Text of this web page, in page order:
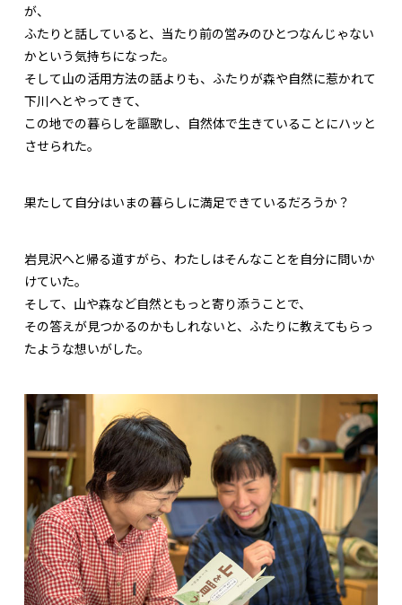
が、
ふたりと話していると、当たり前の営みのひとつなんじゃない
かという気持ちになった。
そして山の活用方法の話よりも、ふたりが森や自然に惹かれて
下川へとやってきて、
この地での暮らしを謳歌し、自然体で生きていることにハッと
させられた。
果たして自分はいまの暮らしに満足できているだろうか？
岩見沢へと帰る道すがら、わたしはそんなことを自分に問いか
けていた。
そして、山や森など自然ともっと寄り添うことで、
その答えが見つかるのかもしれないと、ふたりに教えてもらっ
たような想いがした。